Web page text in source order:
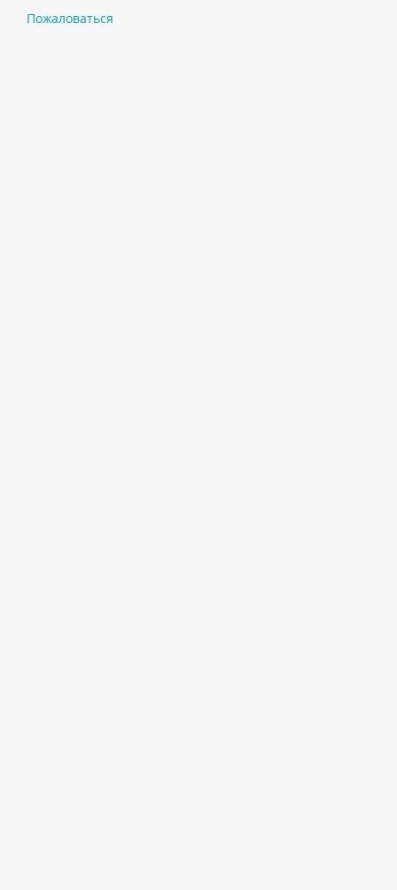
Пожаловаться